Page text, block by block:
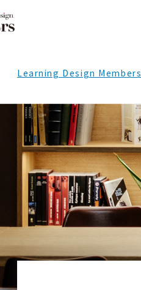
Learning Design Members